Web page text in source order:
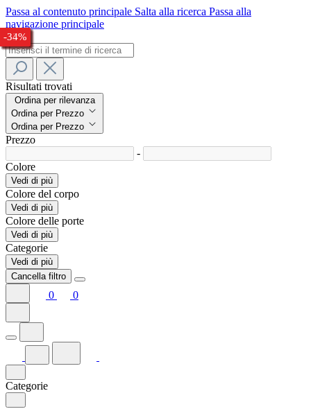
Passa al contenuto principale Salta alla ricerca Passa alla
navigazione principale
Risultati trovati
Ordina per rilevanza
Ordina per Prezzo
Ordina per Prezzo
Prezzo
-
Colore
Vedi di più
Colore del corpo
Vedi di più
Colore delle porte
Vedi di più
Categorie
Vedi di più
Cancella filtro
0 0
Categorie
-33%
-29%
-26%
-29%
-30%
-28%
-24%
-28%
-30%
-28%
-27%
-33%
-34%